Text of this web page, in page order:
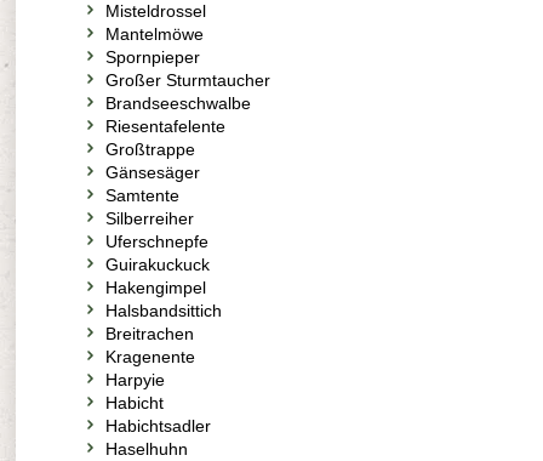
Misteldrossel
Mantelmöwe
Spornpieper
Großer Sturmtaucher
Brandseeschwalbe
Riesentafelente
Großtrappe
Gänsesäger
Samtente
Silberreiher
Uferschnepfe
Guirakuckuck
Hakengimpel
Halsbandsittich
Breitrachen
Kragenente
Harpyie
Habicht
Habichtsadler
Haselhuhn